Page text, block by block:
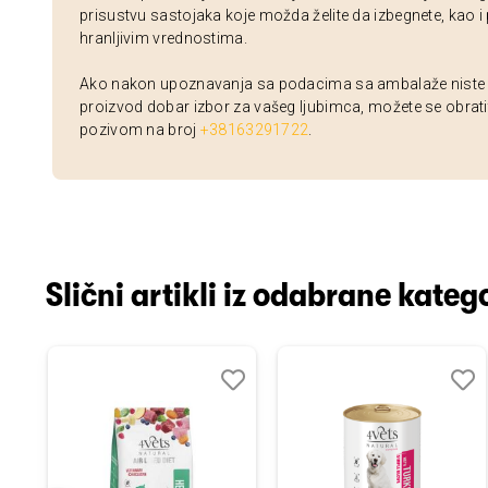
prisustvu sastojaka koje možda želite da izbegnete, kao
hranljivim vrednostima.
Ako nakon upoznavanja sa podacima sa ambalaže niste
proizvod dobar izbor za vašeg ljubimca, možete se
pozivom na broj +38163291722
Slični artikli iz odabrane